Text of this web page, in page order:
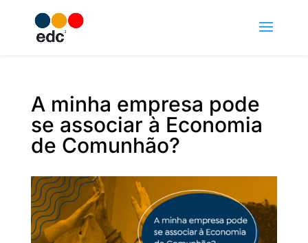
A minha empresa pode
se associar à Economia
de Comunhão?